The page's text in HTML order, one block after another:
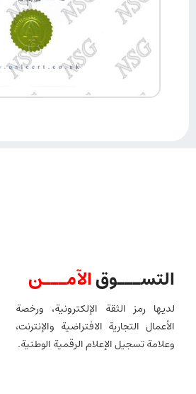
التســـوقالآمـــن
لديها رمز الثقة الإلكترونية، ورخصة
الأعمال التجارية الافتراضية والإنترنت،
وعلامة تسجيل الإعلام الرقمية الوطنية.